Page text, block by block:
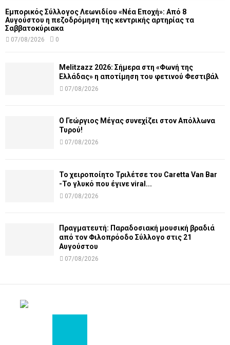
Εμπορικός Σύλλογος Λεωνιδίου «Νέα Εποχή»: Από 8
Αυγούστου η πεζοδρόμηση της κεντρικής αρτηρίας τα
Σαββατοκύριακα
07/08/2026 0
Melitzazz 2026: Σήμερα στη «Φωνή της
Ελλάδας» η αποτίμηση του φετινού Φεστιβάλ
07/08/2026
Ο Γεώργιος Μέγας συνεχίζει στον Απόλλωνα
Τυρού!
07/08/2026
Το χειροποίητο Τριλέτσε του Caretta Van Bar
-Το γλυκό που έγινε viral...
07/08/2026
Πραγματευτή: Παραδοσιακή μουσική βραδιά
από τον Φιλοπρόοδο Σύλλογο στις 21
Αυγούστου
07/08/2026